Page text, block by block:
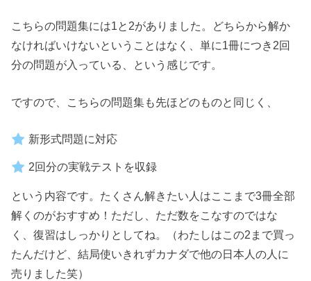
こちらの問題集には1と2がありました。どちらから解か
なければいけないということはなく、単に1冊につき2回
分の問題が入っている、という感じです。
ですので、こちらの問題集も先ほどのものと同じく、
新形式問題に対応
2回分の実戦テストを収録
という内容です。たくさん解きたい人はここまで3冊全部
解くのがおすすめ！ただし、ただ数をこなすのではな
く、復習はしっかりとしてね。（わたしはこの2まで買っ
たんだけど、結局使いきれずカナダで他の日本人の人に
売りました笑）